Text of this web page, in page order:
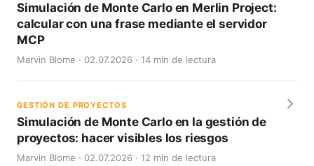
Simulación de Monte Carlo en Merlin Project:
calcular con una frase mediante el servidor
MCP
Marvin Blome · 02.07.2026 · 14 min de lectura
GESTIÓN DE PROYECTOS
Simulación de Monte Carlo en la gestión de
proyectos: hacer visibles los riesgos
Marvin Blome · 02.07.2026 · 12 min de lectura